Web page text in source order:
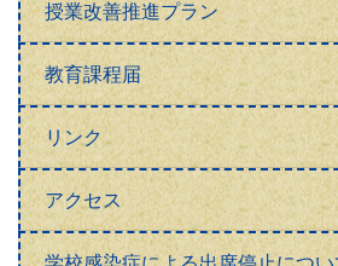
授業改善推進プラン
教育課程届
リンク
アクセス